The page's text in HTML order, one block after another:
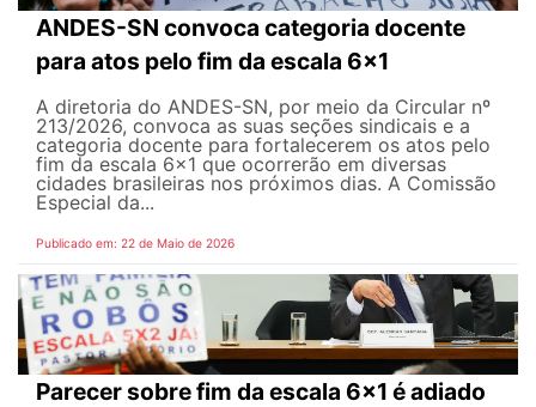
ANDES-SN convoca categoria docente
para atos pelo fim da escala 6x1
A diretoria do ANDES-SN, por meio da Circular nº
213/2026, convoca as suas seções sindicais e a
categoria docente para fortalecerem os atos pelo
fim da escala 6x1 que ocorrerão em diversas
cidades brasileiras nos próximos dias. A Comissão
Especial da...
Publicado em: 22 de Maio de 2026
Parecer sobre fim da escala 6x1 é adiado